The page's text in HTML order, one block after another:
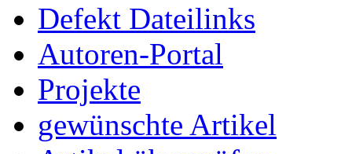
Defekt Dateilinks
Autoren-Portal
Projekte
gewünschte Artikel